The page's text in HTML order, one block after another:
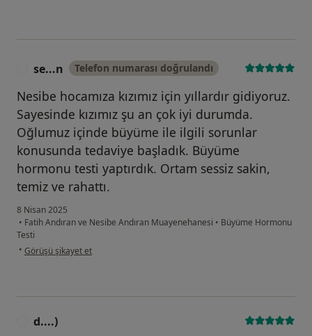
se...n Telefon numarası doğrulandı
Nesibe hocamıza kızımız için yıllardır gidiyoruz.
Sayesinde kızımız şu an çok iyi durumda.
Oğlumuz içinde büyüme ile ilgili sorunlar
konusunda tedaviye başladık. Büyüme
hormonu testi yaptırdık. Ortam sessiz sakin,
temiz ve rahattı.
8 Nisan 2025
• Fatih Andıran ve Nesibe Andıran Muayenehanesi • Büyüme Hormonu
Testi
• kullanıcının görüşüne göre se...n
Görüşü şikayet et
d....)